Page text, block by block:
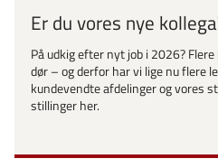
Er du vores nye
På udkig efter nyt job i 2026?
dør – og derfor har vi lige nu flere
kundevendte afdelinger og vores
stillinger her.